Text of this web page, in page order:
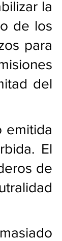
la
de los
para
del
emitida
El
de